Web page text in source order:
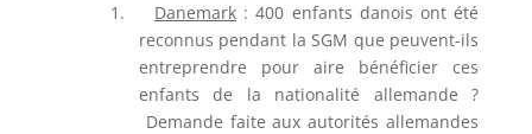
1.
Danemark : 400 enfants danois ont été
reconnus pendant la SGM que peuvent-ils
entreprendre pour aire bénéficier ces
enfants de la nationalité allemande ?
Demande faite aux autorités allemandes